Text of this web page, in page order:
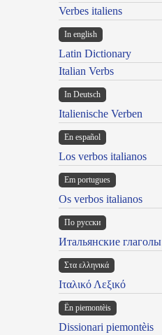
Verbes italiens
In english
Latin Dictionary
Italian Verbs
In Deutsch
Italienische Verben
En español
Los verbos italianos
Em portugues
Os verbos italianos
По русски
Итальянские глаголы
Στα ελληνικά
Ιταλικό Λεξικό
Ën piemontèis
Dissionari piemontèis